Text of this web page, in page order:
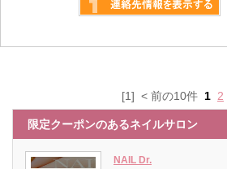
[1] < 前の10件 1 2
限定クーポンのあるネイルサロン
NAIL Dr.